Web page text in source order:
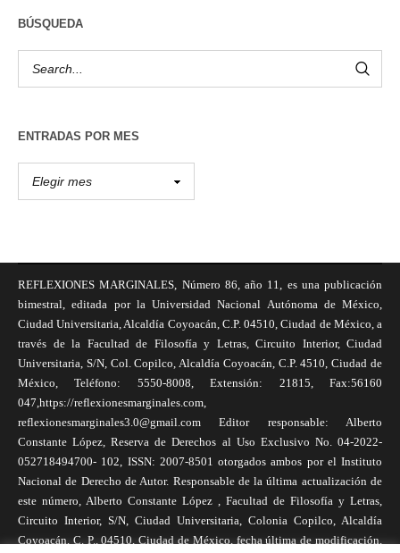
BÚSQUEDA
ENTRADAS POR MES
REFLEXIONES MARGINALES, Número 86, año 11, es una publicación
bimestral, editada por la Universidad Nacional Autónoma de México,
Ciudad Universitaria, Alcaldía Coyoacán, C.P. 04510, Ciudad de México, a
través de la Facultad de Filosofía y Letras, Circuito Interior, Ciudad
Universitaria, S/N, Col. Copilco, Alcaldía Coyoacán, C.P. 4510, Ciudad de
México, Teléfono: 5550-8008, Extensión: 21815, Fax:56160
047,https://reflexionesmarginales.com,
reflexionesmarginales3.0@gmail.com Editor responsable: Alberto
Constante López, Reserva de Derechos al Uso Exclusivo No. 04-2022-
052718494700- 102, ISSN: 2007-8501 otorgados ambos por el Instituto
Nacional de Derecho de Autor. Responsable de la última actualización de
este número, Alberto Constante López , Facultad de Filosofía y Letras,
Circuito Interior, S/N, Ciudad Universitaria, Colonia Copilco, Alcaldía
Coyoacán, C. P., 04510, Ciudad de México, fecha última de modificación,